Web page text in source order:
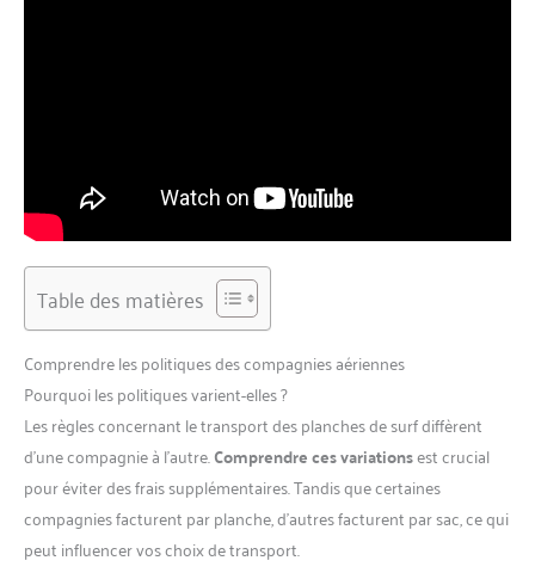
Table des matières
Comprendre les politiques des compagnies aériennes
Pourquoi les politiques varient-elles ?
Les règles concernant le transport des planches de surf diffèrent
d’une compagnie à l’autre.Comprendre ces variationsest crucial
pour éviter des frais supplémentaires. Tandis que certaines
compagnies facturent par planche, d’autres facturent par sac, ce qui
peut influencer vos choix de transport.